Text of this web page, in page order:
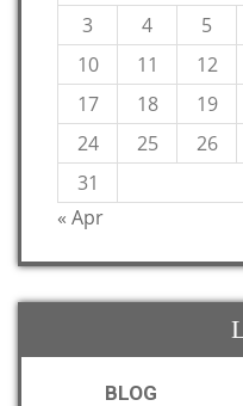
3
4 5
10
11 12
17
18 19
24
25 26
31
« Apr
BLOG